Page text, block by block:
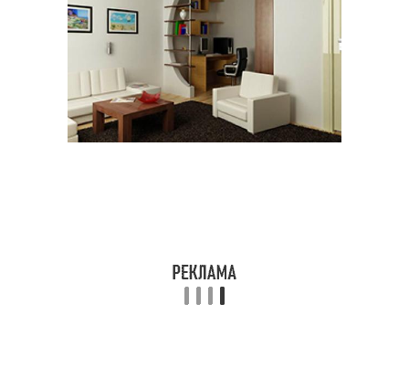
Квартира с нуля Квартиры с нуля
Ремонт в однушке
Квартиры с